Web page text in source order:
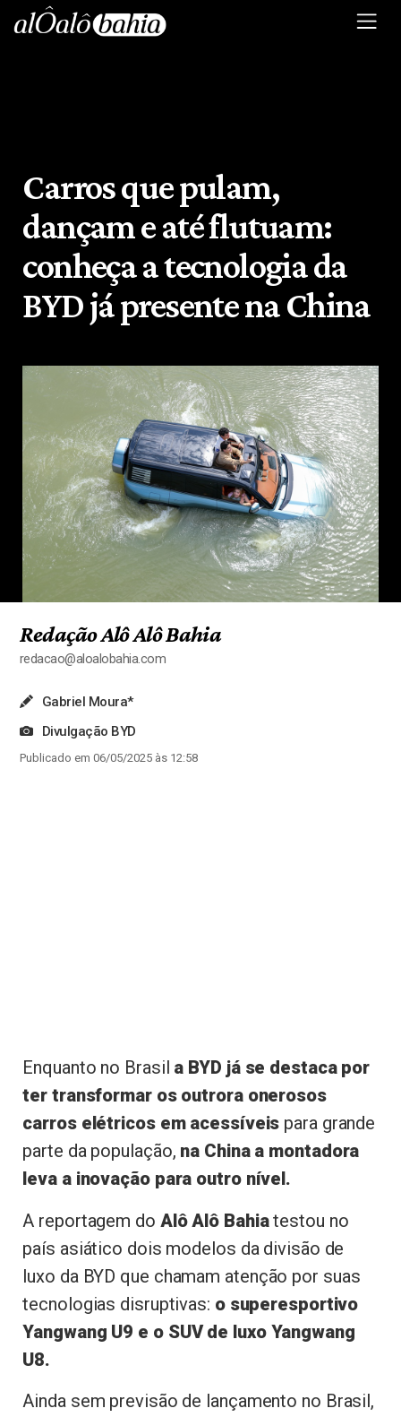
Carros que pulam,
dançam e até flutuam:
conheça a tecnologia da
BYD já presente na China
Redação Alô Alô Bahia
redacao@aloalobahia.com
Gabriel Moura*
Divulgação BYD
Publicado em 06/05/2025 às 12:58
Enquanto no Brasil a BYD já se destaca por
ter transformar os outrora onerosos
carros elétricos em acessíveis para grande
parte da população, na China a montadora
leva a inovação para outro nível.
A reportagem do Alô Alô Bahiatestou no
país asiático dois modelos da divisão de
luxo da BYD que chamam atenção por suas
tecnologias disruptivas: o superesportivo
Yangwang U9 e o SUV de luxo Yangwang
U8.
Ainda sem previsão de lançamento no Brasil,